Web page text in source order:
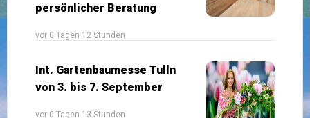
persönlicher Beratung
vor 0 Tagen 12 Stunden
Int. Gartenbaumesse Tulln
von 3. bis 7. September
vor 0 Tagen 13 Stunden